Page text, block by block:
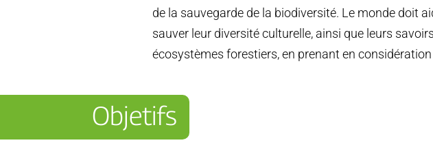
de la sauvegarde de la biodiversité. Le monde doit
sauver leur diversité culturelle, ainsi que leurs
écosystèmes forestiers, en prenant en
Objetifs